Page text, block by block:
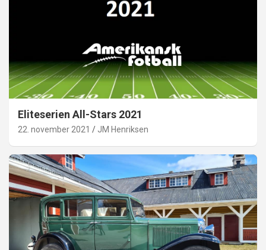
Eliteserien All-Stars 2021
22. november 2021 JM Henriksen